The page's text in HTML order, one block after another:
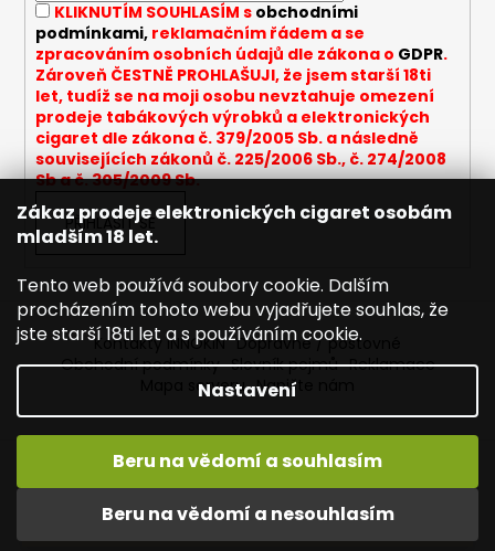
Zákaz prodeje elektronických cigaret osobám
mladším 18 let.
Tento web používá soubory cookie. Dalším
procházením tohoto webu vyjadřujete souhlas, že
jste starší 18ti let a s používáním cookie.
Nastavení
Beru na vědomí a nesouhlasím
Beru na vědomí a souhlasím
Vítejte ve světě INNOKIN. Nabízíme Vám to nejlepší ze světa
vapingu. DORUČENÍ ZDARMA nad 1000,- kč / 50 EURO!
e
n
a
t
?
HLEDAT
D
o
o
KLIKNUTÍM SOUHLASÍM s obchodními
podmínkami,reklamačním řádem a se
zpracováním osobních údajů dle zákona o GDPR.
Zároveň ČESTNĚ PROHLAŠUJI, že jsem starší 18ti
let, tudíž se na moji osobu nevztahuje omezení
prodeje tabákových výrobků a elektronických
cigaret dle zákona č. 379/2005 Sb. a následně
souvisejících zákonů č. 225/2006 Sb., č. 274/2008
Sb a č. 305/2009 Sb.
PŘIHLÁSIT SE
Kontakty INNOKIN Dopravné / poštovné
Obchodní podmínky Slovník pojmů Reklamace
Mapa serveru Napište nám
Vytvořil Shoptet
Copyright 2026INNOKIN - Specialista na e-cigarety.
Všechna práva vyhrazena. Upravit nastavení cookies